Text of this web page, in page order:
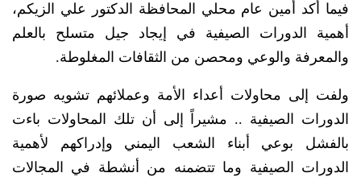
فيما أكد أمين عام محلي المحافظة الدكتور علي الزيكم،
أهمية الدورات الصيفية في إيجاد جيل متسلح بالعلم
والمعرفة والوعي ومحصن من الثقافات المغلوطة.
ولفت إلى محاولات أعداء الأمة وعملائهم تشويه صورة
الدورات الصيفية .. مشيراً إلى أن تلك المحاولات باءت
بالفشل بوعي أبناء الشعب اليمني وإدراكهم لأهمية
الدورات الصيفية وما تتضمنه من أنشطة في المجالات